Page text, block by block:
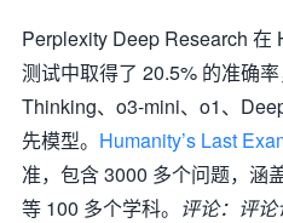
Perplexity Deep Research 在
测试中取得了 20.5% 的准确
Thinking、o3-mini、o1、
先模型。 Humanity’s Last
准，包含 3000 多个问题，涵
等 100 多个学科。 评论：评论